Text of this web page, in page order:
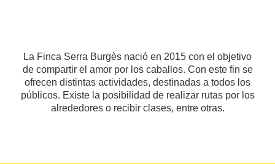
La Finca Serra Burgès nació en 2015 con el objetivo
de compartir el amor por los caballos. Con este fin se
ofrecen distintas actividades, destinadas a todos los
públicos. Existe la posibilidad de realizar rutas por los
alrededores o recibir clases, entre otras.